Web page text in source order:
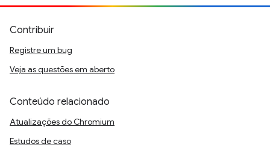
Contribuir
Registre um bug
Veja as questões em aberto
Conteúdo relacionado
Atualizações do Chromium
Estudos de caso